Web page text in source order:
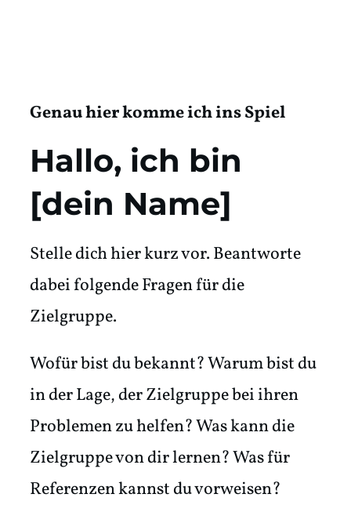
Genau hier komme ich ins Spiel
Hallo, ich bin
[dein Name]
Stelle dich hier kurz vor. Beantworte
dabei folgende Fragen für die
Zielgruppe.
Wofür bist du bekannt? Warum bist du
in der Lage, der Zielgruppe bei ihren
Problemen zu helfen? Was kann die
Zielgruppe von dir lernen? Was für
Referenzen kannst du vorweisen?